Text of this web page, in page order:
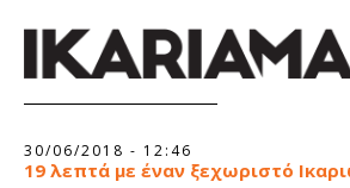
30/06/2018 - 12:46
19 λεπτά με έναν ξεχωριστό